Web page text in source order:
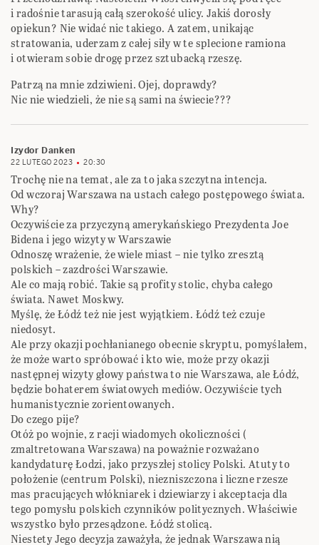
i radośnie tarasują całą szerokość ulicy. Jakiś dorosły
opiekun? Nie widać nic takiego. A zatem, unikając
stratowania, uderzam z całej siły w te splecione ramiona
i otwieram sobie drogę przez sztubacką rzeszę.
Patrzą na mnie zdziwieni. Ojej, doprawdy?
Nic nie wiedzieli, że nie są sami na świecie???
Izydor Danken
22 LUTEGO 2023 20:30
Trochę nie na temat, ale za to jaka szczytna intencja.
Od wczoraj Warszawa na ustach całego postępowego świata.
Why?
Oczywiście za przyczyną amerykańskiego Prezydenta Joe
Bidena i jego wizyty w Warszawie
Odnoszę wrażenie, że wiele miast – nie tylko zresztą
polskich – zazdrości Warszawie.
Ale co mają robić. Takie są profity stolic, chyba całego
świata. Nawet Moskwy.
Myślę, że Łódź też nie jest wyjątkiem. Łódź też czuje
niedosyt.
Ale przy okazji pochłanianego obecnie skryptu, pomyślałem,
że może warto spróbować i kto wie, może przy okazji
następnej wizyty głowy państwa to nie Warszawa, ale Łódź,
będzie bohaterem światowych mediów. Oczywiście tych
humanistycznie zorientowanych.
Do czego pije?
Otóż po wojnie, z racji wiadomych okoliczności (
zmaltretowana Warszawa) na poważnie rozważano
kandydaturę Łodzi, jako przyszłej stolicy Polski. Atuty to
położenie (centrum Polski), niezniszczona i liczne rzesze
mas pracujących włókniarek i dziewiarzy i akceptacja dla
tego pomysłu polskich czynników politycznych. Właściwie
wszystko było przesądzone. Łódź stolicą.
Niestety Jego decyzja zaważyła, że jednak Warszawa nią